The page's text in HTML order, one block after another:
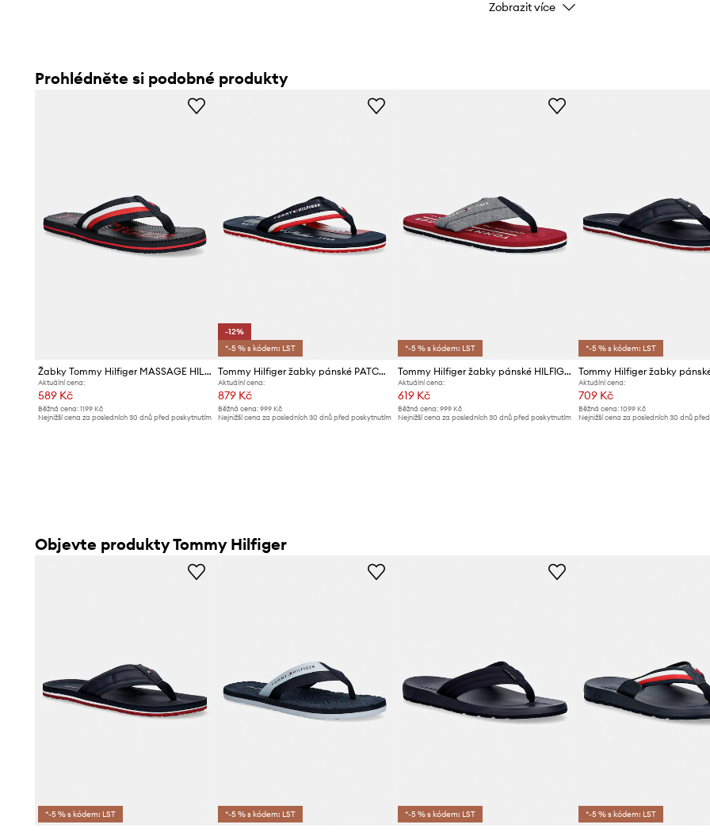
Zobrazit více
Prohlédněte si podobné produkty
Žabky Tommy Hilfiger MASSAGE HILFIGER BEACH SANDAL
Aktuální cena:
589 Kč
Běžná cena: 1199 Kč
Nejnižší cena za posledních 30 dnů před poskytnutím
-12%
*-5 % s kódem: LST
Tommy Hilfiger žabky pánské PATCH PRINT HIFIGER BEACH SANDAL
Aktuální cena:
879 Kč
Běžná cena:999 Kč
Nejnižší cena za posledních 30 dnů před poskytnutím
*-5 % s kódem: LST
Tommy Hilfiger žabky pánské HILFIGER CHAMBRAY BEACH SANDAL
Aktuální cena:
619 Kč
Běžná cena: 999 Kč
Nejnižší cena za posledních 30 dnů před poskytnutím
*-5 % s kódem: LST
Aktuální cena:
709 Kč
Běžná cena: 1099 Kč
Nejnižší cena za posledních 30 dnů
Objevte produkty Tommy Hilfiger
*-5 % s kódem: LST *-5 % s kódem: LST *-5 % s kódem: LST *-5 % s kódem: LST